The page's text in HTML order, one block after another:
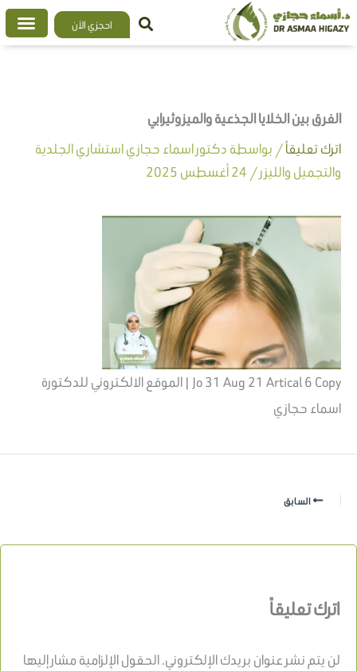
تخطي
إلى
احجزي الآن
الفرق بين الخلايا الجذعية والميزوثيرابي
اترك تعليقاً/ بواسطة دكتور اسماء حجازي استشاري الجلدية
والتجميل والليزر/ 24 أغسطس 2025
Jo 31 Aug 21 Artical 6 Copy | الموقع الالكتروني للدكتورة
اسماء حجازي
السابق
اترك تعليقاً
لن يتم نشر عنوان بريدك الإلكتروني.الحقول الإلزامية مشار إليها